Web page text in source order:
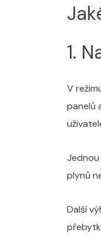
1.
V
panelů
Jednou
plynů
Další